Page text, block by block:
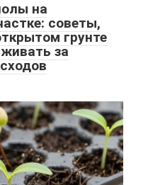
на
советы,
грунте
за